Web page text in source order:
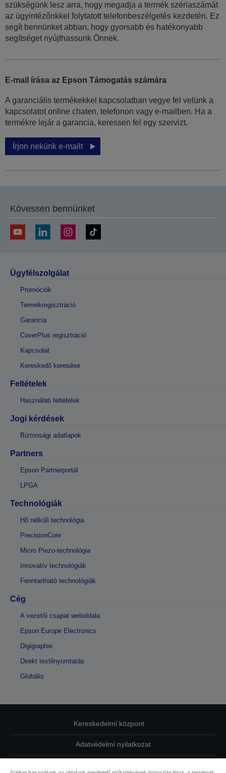
szükségünk lesz arra, hogy megadja a termék szériaszámát
az ügyintézőnkkel folytatott telefonbeszélgetés kezdetén. Ez
segít bennünket abban, hogy gyorsabb és hatékonyabb
segítséget nyújthassunk Önnek.
E-mail írása az Epson Támogatás számára
A garanciális termékekkel kapcsolatban vegye fel velünk a
kapcsolatot online chaten, telefonon vagy e-mailben. Ha a
termékre lejár a garancia, keressen fel egy szervizt.
Írjon nekünk e-mailt
Kövessen bennünket
Ügyfélszolgálat
Promóciók
Termékregisztráció
Garancia
CoverPlus regisztráció
Kapcsolat
Kereskedő keresése
Feltételek
Használati feltételek
Jogi kérdések
Biztonsági adatlapok
Partners
Epson Partnerportál
LPGA
Technológiák
Hő nélküli technológia
PrecisionCore
Micro Piezo-technológia
Innovatív technológiák
Fenntartható technológiák
Cég
A vezetői csapat weboldala
Epson Europe Electronics
Digigraphie
Direkt textilnyomtatás
Globális
Kereskedelmi központ
Adatvédelmi nyilatkozat